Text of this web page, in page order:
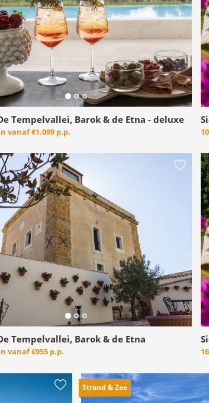
Tempelvallei, Barok & de Etna - deluxe
vanaf€1.099 p.p.
Tempelvallei, Barok & de Etna
vanaf€955 p.p.
Strand & Zee